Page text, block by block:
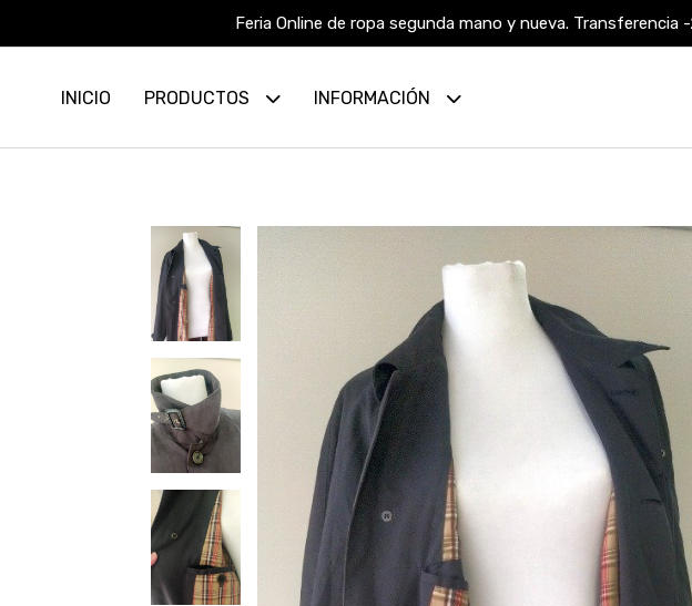
Feria Online de ropa segunda mano y nueva.
INICIO PRODUCTOS INFORMACIÓN